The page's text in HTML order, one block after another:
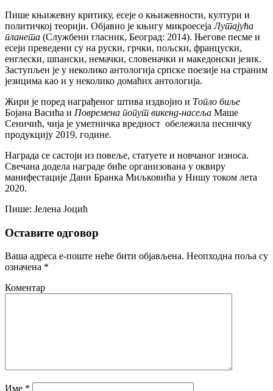
Пише књижевну критику, есеје о књижевности, култури и
политичкој теорији. Објавио је књигу микроесејаЛутајућа
планета (Службени гласник, Београд: 2014). Његове песме и
есеји преведени су на руски, грчки, пољски, француски,
енглески, шпански, немачки, словеначки и македонски језик.
Заступљен је у неколико антологија српске поезије на страним
језицима као и у неколико домаћих антологија.
Жири је поред награђеног штива издвојио и Топло биље
Бојана Васића и Повремена попут викенд-насеља Маше
Сеничић, чија је уметничка вредност обележила песничку
продукцију 2019. године.
Награда се састоји из повеље, статуете и новчаног износа.
Свечана додела награде биће организована у оквиру
манифестације Дани Бранка Миљковића у Нишу током лета
2020.
Пише: Јелена Јоцић
Оставите одговор
Ваша адреса е-поште неће бити објављена. Неопходна поља су
означена *
Коментар
Име *